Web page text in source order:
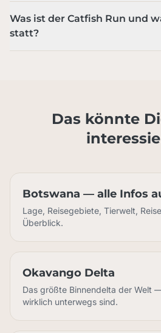
Was ist der Catfish Run und
statt?
Das könnte
Botswana — alle Infos
Lage, Reisegebiete, Tierwelt,
Überblick.
Okavango Delta
Das größte Binnendelta der Welt
wirklich unterwegs sind.